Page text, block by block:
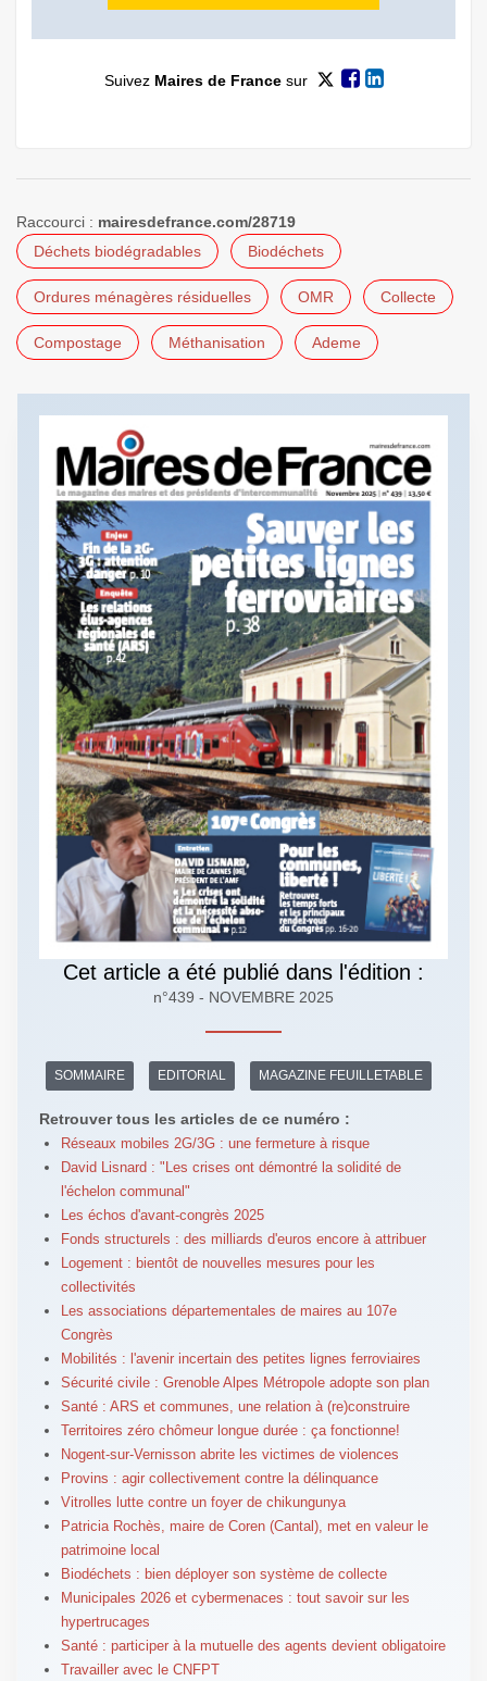
Suivez Maires de Francesur
Raccourci : mairesdefrance.com/28719
Déchets biodégradables
Biodéchets
Ordures ménagères résiduelles OMR Collecte
Compostage Méthanisation Ademe
Cet article a été publié dans l'édition :
n°439 - NOVEMBRE 2025
SOMMAIRE EDITORIAL MAGAZINE FEUILLETABLE
Retrouver tous les articles de ce numéro :
Réseaux mobiles 2G/3G : une fermeture à risque
David Lisnard : "Les crises ont démontré la solidité de
l'échelon communal"
Les échos d'avant-congrès 2025
Fonds structurels : des milliards d'euros encore à attribuer
Logement : bientôt de nouvelles mesures pour les
collectivités
Les associations départementales de maires au 107e
Congrès
Mobilités : l'avenir incertain des petites lignes ferroviaires
Sécurité civile : Grenoble Alpes Métropole adopte son plan
Santé : ARS et communes, une relation à (re)construire
Territoires zéro chômeur longue durée : ça fonctionne!
Nogent-sur-Vernisson abrite les victimes de violences
Provins : agir collectivement contre la délinquance
Vitrolles lutte contre un foyer de chikungunya
Patricia Rochès, maire de Coren (Cantal), met en valeur le
patrimoine local
Biodéchets : bien déployer son système de collecte
Municipales 2026 et cybermenaces : tout savoir sur les
hypertrucages
Santé : participer à la mutuelle des agents devient obligatoire
Travailler avec le CNFPT